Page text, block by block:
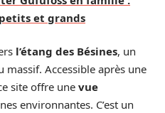
et grands
l’étang des Bésines, un
Accessible après une
site offre une vue
environnantes. C’est un